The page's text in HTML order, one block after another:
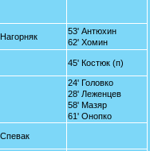
53' Антюхин
62' Хомин
45' Костюк (п)
24' Головко
28' Леженцев
58' Мазяр
61' Онопко